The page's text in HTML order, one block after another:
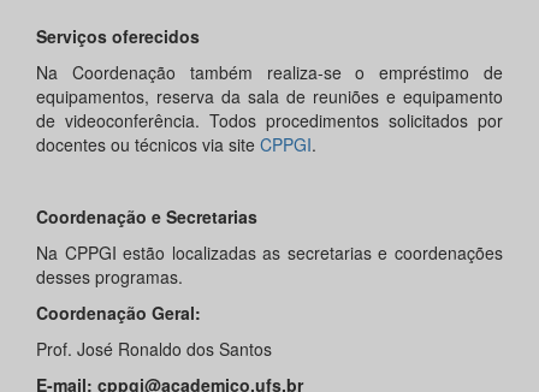
Serviços oferecidos
Na Coordenação também realiza-se o empréstimo de
equipamentos, reserva da sala de reuniões e equipamento
de videoconferência. Todos procedimentos solicitados por
docentes ou técnicos via site CPPGI.
Coordenação e Secretarias
Na CPPGI estão localizadas as secretarias e coordenações
desses programas.
Coordenação Geral:
Prof. José Ronaldo dos Santos
E-mail: cppgi@academico.ufs.br